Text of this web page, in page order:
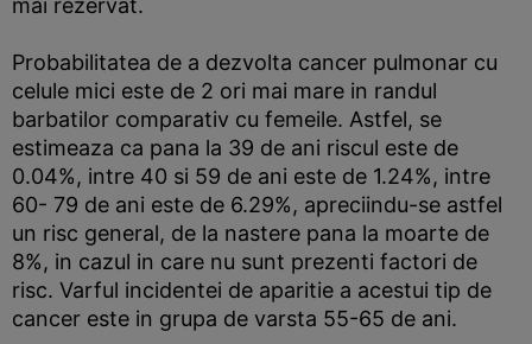
mai rezervat.
Probabilitatea de a dezvolta cancer pulmonar cu
celule mici este de 2 ori mai mare in randul
barbatilor comparativ cu femeile. Astfel, se
estimeaza ca pana la 39 de ani riscul este de
0.04%, intre 40 si 59 de ani este de 1.24%, intre
60- 79 de ani este de 6.29%, apreciindu-se astfel
un risc general, de la nastere pana la moarte de
8%, in cazul in care nu sunt prezenti factori de
risc. Varful incidentei de aparitie a acestui tip de
cancer este in grupa de varsta 55-65 de ani.